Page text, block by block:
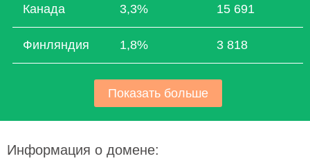
Канада 3,3% 15 691
Финляндия 1,8% 3 818
Показать больше
Информация о домене: